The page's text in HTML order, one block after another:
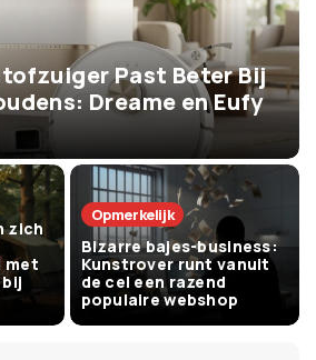
Past Beter Bij
Dreame en Eufy
zich
met
Opmerkelijk
Bizarre bajes-business:
Kunstrover runt vanuit
de cel een razend
populaire webshop